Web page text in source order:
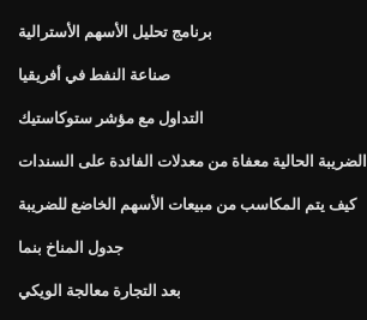
برنامج تحليل الأسهم الأسترالية
صناعة النفط في أفريقيا
التداول مع مؤشر ستوكاستيك
الضريبة الحالية معفاة من معدلات الفائدة على السندات
كيف يتم المكاسب من مبيعات الأسهم الخاضع للضريبة
جدول المناخ بنما
بعد التجارة معالجة الويكي